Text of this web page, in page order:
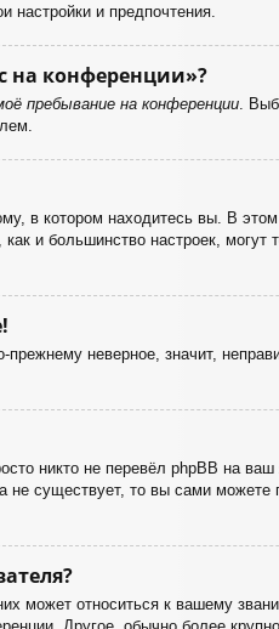
настройки и предпочтения.
на конференции»?
пребывание на конференции .
в котором находитесь вы. В
и большинство настроек,
неверное, значит,
никто не перевёл phpBB на
не существует, то вы сами
может относиться к вашему